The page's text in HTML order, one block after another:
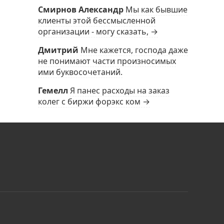
Смирнов Александр Мы как бывшие
клиенты этой бессмысленной
организации - могу сказать, →
Дмитрий Мне кажется, господа даже
не понимают части произносимых
ими буквосочетаний.
Гемелл Я панес расходы на заказ
колег с биржи форэкс ком →